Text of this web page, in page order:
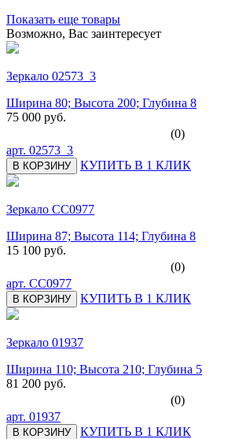
Показать еще товары
Возможно, Вас заинтересует
Зеркало 02573_3
Ширина 80; Высота 200; Глубина 8
75 000 руб.
(0)
арт. 02573_3
В КОРЗИНУ КУПИТЬ В 1 КЛИК
Зеркало СС0977
Ширина 87; Высота 114; Глубина 8
15 100 руб.
(0)
арт. СС0977
В КОРЗИНУ КУПИТЬ В 1 КЛИК
Зеркало 01937
Ширина 110; Высота 210; Глубина 5
81 200 руб.
(0)
арт. 01937
В КОРЗИНУ
КУПИТЬ В 1 КЛИК